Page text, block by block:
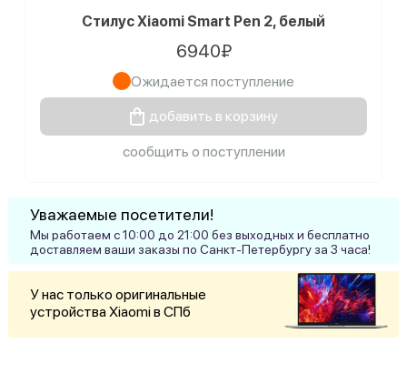
Стилус Xiaomi Smart Pen 2, белый
6940₽
Ожидается поступление
добавить в корзину
сообщить о поступлении
Уважаемые посетители!
Мы работаем с 10:00 до 21:00 без выходных и бесплатно
доставляем ваши заказы по Санкт-Петербургу за 3 часа!
У нас только оригинальные
устройства Xiaomi в СПб